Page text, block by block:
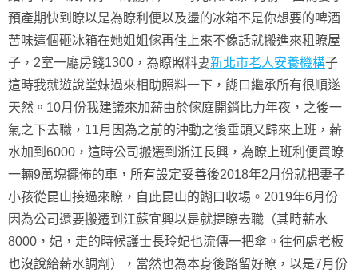
預產期快到瞭以是為瞭利便以及盪的冰箱不是你想要的啤酒
苦味這個砸冰箱在她姐姐傢再住上來不像話就搬進來租瞭屋
子，2室一廳房錢1300，為瞭照料妻新北市老人安養機構子
這時我就遊說堂妹過來相助照料一下，餬口繼承所有很順遂
天然。10月份我建議來加薪由於傢庭開銷比力年夜，之後一
氣之下去職，11月因為之前的沖動之後垂頭又歸來上班，薪
水加到6000，這時公司搬遷到浙江長興，為瞭上班利便買瞭
一輛9萬塊擺佈的車，所有設定妥善後2018年2月份就把妻子
小孩從昆山接過來瞭，自此昆山的餬口收場。2019年6月份
因為公司還要搬遷到江蘇宜興以是就提瞭去職（其時薪水
8000，妃，走的時候護士長玲妃也流傳一把傘。往何處老板
也沒說給薪水調劑），當然也為本身後路留好瞭，以是7月份